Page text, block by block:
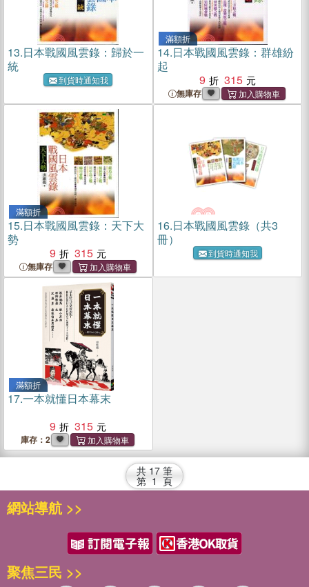
13.日本戰國風雲錄：歸於一
統
到貨時通知我
滿額折
14.日本戰國風雲錄：群雄紛
起
9
315
無庫存
滿額折
15.日本戰國風雲錄：天下大
勢
9
315
無庫存
16.日本戰國風雲錄（共3
冊）
到貨時通知我
滿額折
17.一本就懂日本幕末
9
315
庫存：2
共 17 筆
第 1 頁
網站導航 >>
聚焦三民 >>